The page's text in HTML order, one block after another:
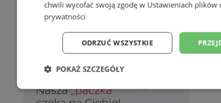
chwili wycofać swoją zgodę w Ustawieniach plików
prywatności
ODRZUĆ WSZYSTKIE
POKAŻ SZCZEGÓŁY
Niezbędne Wydajność